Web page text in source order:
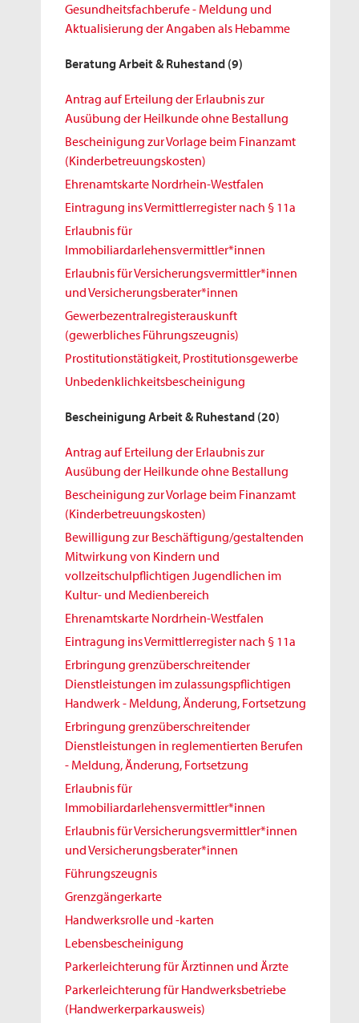
Gesundheitsfachberufe - Meldung und
Aktualisierung der Angaben als Hebamme
Beratung Arbeit & Ruhestand (9)
Antrag auf Erteilung der Erlaubnis zur
Ausübung der Heilkunde ohne Bestallung
Bescheinigung zur Vorlage beim Finanzamt
(Kinderbetreuungskosten)
Ehrenamtskarte Nordrhein-Westfalen
Eintragung ins Vermittlerregister nach § 11a
Erlaubnis für
Immobiliardarlehensvermittler*innen
Erlaubnis für Versicherungsvermittler*innen
und Versicherungsberater*innen
Gewerbezentralregisterauskunft
(gewerbliches Führungszeugnis)
Prostitutionstätigkeit, Prostitutionsgewerbe
Unbedenklichkeitsbescheinigung
Bescheinigung Arbeit & Ruhestand (20)
Antrag auf Erteilung der Erlaubnis zur
Ausübung der Heilkunde ohne Bestallung
Bescheinigung zur Vorlage beim Finanzamt
(Kinderbetreuungskosten)
Bewilligung zur Beschäftigung/gestaltenden
Mitwirkung von Kindern und
vollzeitschulpflichtigen Jugendlichen im
Kultur- und Medienbereich
Ehrenamtskarte Nordrhein-Westfalen
Eintragung ins Vermittlerregister nach § 11a
Erbringung grenzüberschreitender
Dienstleistungen im zulassungspflichtigen
Handwerk - Meldung, Änderung, Fortsetzung
Erbringung grenzüberschreitender
Dienstleistungen in reglementierten Berufen
- Meldung, Änderung, Fortsetzung
Erlaubnis für
Immobiliardarlehensvermittler*innen
Erlaubnis für Versicherungsvermittler*innen
und Versicherungsberater*innen
Führungszeugnis
Grenzgängerkarte
Handwerksrolle und -karten
Lebensbescheinigung
Parkerleichterung für Ärztinnen und Ärzte
Parkerleichterung für Handwerksbetriebe
(Handwerkerparkausweis)